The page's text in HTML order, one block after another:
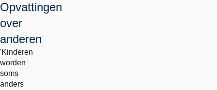
Opvattingen
over
anderen
'Kinderen
worden
soms
anders